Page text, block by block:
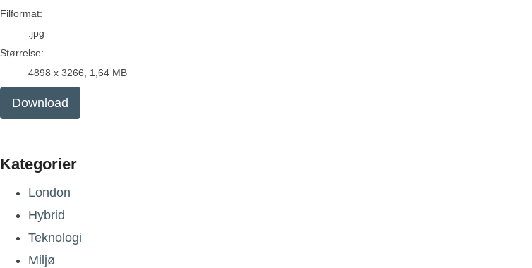
Filformat:
.jpg
Størrelse:
4898 x 3266, 1,64 MB
Download
Kategorier
London
Hybrid
Teknologi
Miljø